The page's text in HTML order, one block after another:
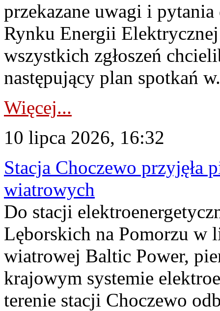
przekazane uwagi i
Rynku Energii
wszystkich zgłoszeń
następujący plan spotkań
Więcej...
10 lipca 2026, 16:32
Stacja Choczewo przyjęła
wiatrowych
Do stacji
Lęborskich na Pomorzu w
wiatrowej Baltic Power,
krajowym systemie
terenie stacji Choczewo